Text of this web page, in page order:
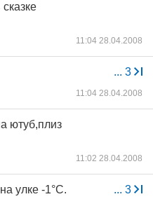
11:04 28.04.2008
... 3
11:04 28.04.2008
ютуб,плиз
11:02 28.04.2008
... 3
улке -1°C.